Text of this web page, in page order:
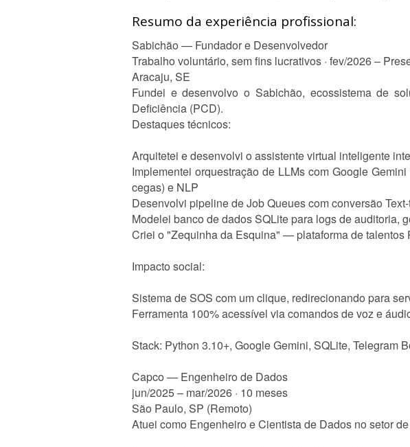
Resumo da experiência profissional:
Sabichão — Fundador e Desenvolvedor
Trabalho voluntário, sem fins lucrativos · fev/2026 –
Aracaju, SE
Fundei e desenvolvo o Sabichão, ecossistema de
Deficiência (PCD).
Destaques técnicos:
Arquitetei e desenvolvi o assistente virtual inteligente
Implementei orquestração de LLMs com Google
cegas) e NLP
Desenvolvi pipeline de Job Queues com conversão
Modelei banco de dados SQLite para logs de auditoria,
Criei o "Zequinha da Esquina" — plataforma de talentos
Impacto social:
Sistema de SOS com um clique, redirecionando para
Ferramenta 100% acessível via comandos de voz e
Stack: Python 3.10+, Google Gemini, SQLite, Telegram
Capco — Engenheiro de Dados
jun/2025 – mar/2026 · 10 meses
São Paulo, SP (Remoto)
Atuei como Engenheiro e Cientista de Dados no setor